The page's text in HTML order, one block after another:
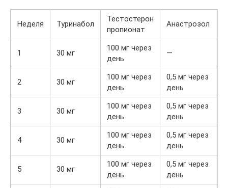
Неделя Туринабол
Тестостерон
пропионат
Анастрозол
1 30 мг
100 мг через
день
—
2 30 мг
100 мг через
день
0,5 мг через
день
3 30 мг
100 мг через
день
0,5 мг через
день
4 30 мг
100 мг через
день
0,5 мг через
день
5 30 мг
100 мг через
день
0,5 мг через
день